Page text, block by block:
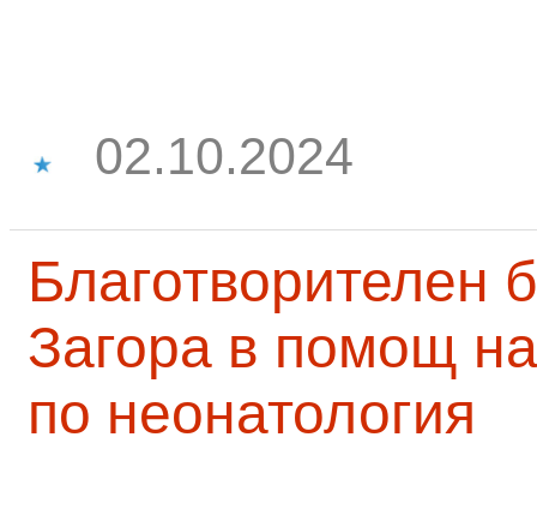
02.10.2024
Благотворителен
Загора в помощ
по неонатология